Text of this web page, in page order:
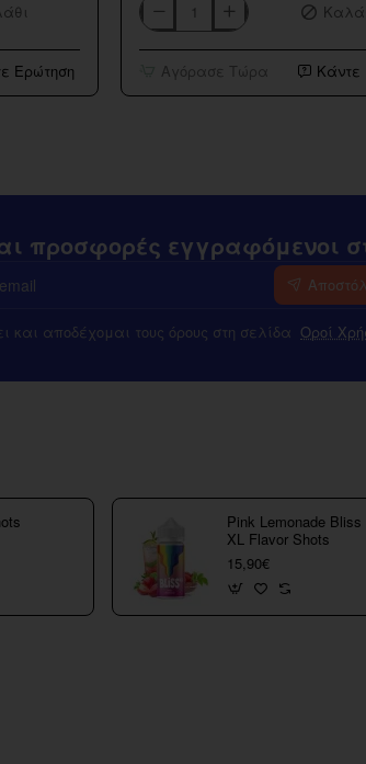
Ερώτηση
Vaporesso
Armour
G
PodΑγόρασε Τώρα Κάντε
προσφορές εγγραφόμενοι
και αποδέχομαι τους όρους στη σελίδα Οροί
Pink Lemonade Bliss
XL Flavor Shots
15,90€